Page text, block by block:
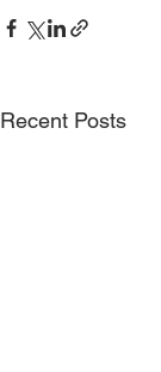
Recent Posts